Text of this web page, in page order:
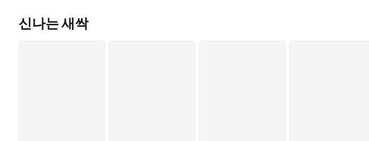
신나는 새싹